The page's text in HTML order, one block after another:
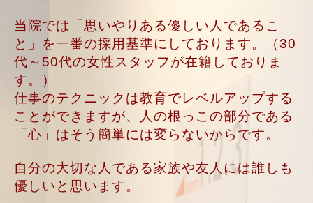
当院では「思いやりある優しい人であるこ
と」を一番の採用基準にしております。（30
代～50代の女性スタッフが在籍しておりま
す。）
仕事のテクニックは教育でレベルアップする
ことができますが、人の根っこの部分である
「心」はそう簡単には変らないからです。
自分の大切な人である家族や友人には誰しも
優しいと思います。